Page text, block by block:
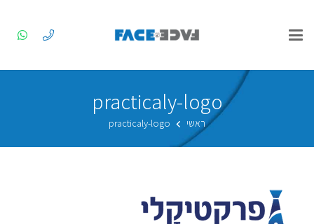
practicaly-logo
ראשי practicaly-logo